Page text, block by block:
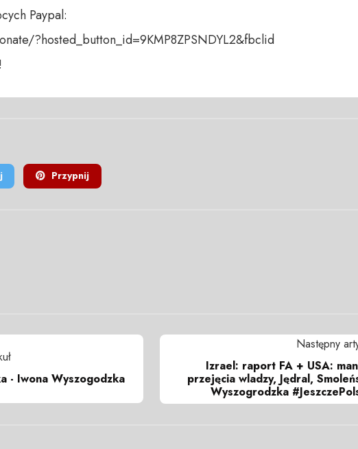
Paypal:
?hosted_button_id=9KMP8ZPSNDYL2&fbclid
Przypnij
- Iwona Wyszogodzka
Następny
Izrael: raport FA + USA:
przejęcia wladzy, Jędral,
Wyszogrodzka